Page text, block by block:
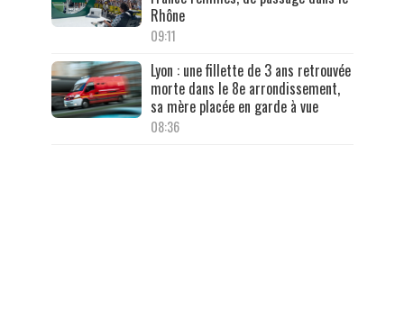
Rhône
09:11
Lyon : une fillette de 3 ans retrouvée
morte dans le 8e arrondissement,
sa mère placée en garde à vue
08:36